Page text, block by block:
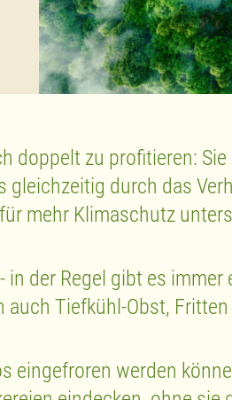
doppelt zu profitieren:
durch das
mehr Klimaschutz
der Regel gibt es
Tiefkühl-Obst, Fritten
eingefroren werden